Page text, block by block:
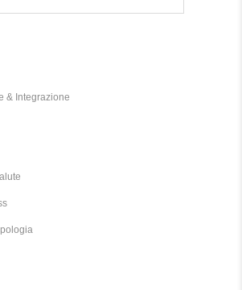
& Integrazione